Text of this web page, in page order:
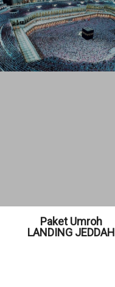
Paket Umroh
LANDING JEDDAH